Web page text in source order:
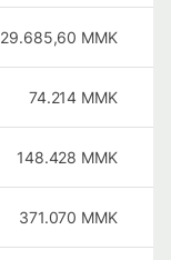
29.685,60 MMK
74.214 MMK
148.428 MMK
371.070 MMK